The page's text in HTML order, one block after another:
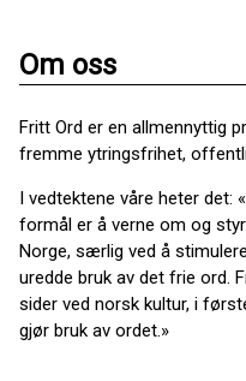
Om oss
Fritt Ord er en allmennyttig
fremme ytringsfrihet,
I vedtektene våre heter det:
formål er å verne om og
Norge, særlig ved å
uredde bruk av det frie ord.
sider ved norsk kultur, i
gjør bruk av ordet.»